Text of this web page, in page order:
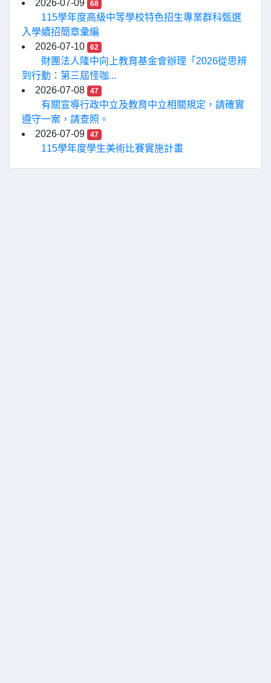
2026-07-09
68
115學年度高級中等學校特色招生專業群科甄選
入學續招簡章彙編
2026-07-10
62
財團法人隆中向上教育基金會辦理「2026從思辨
到行動：第三屆怪咖...
2026-07-08
47
有關宣導行政中立及教育中立相關規定，請確實
遵守一案，請查照。
2026-07-09
47
115學年度學生美術比賽實施計畫